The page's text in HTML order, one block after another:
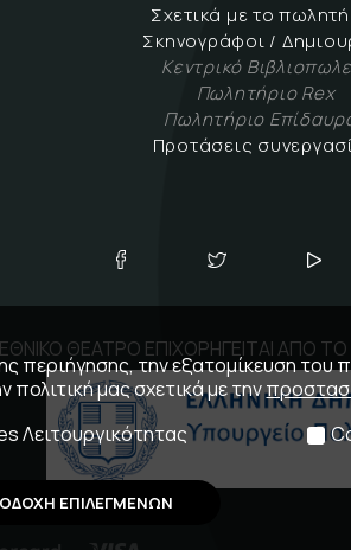
Σχετικά με το
Σκηνογράφοι /
Κεντρικό
Πωλητήριο Rex
Πωλητήριο
Προτάσεις
ΘΕΑΤΡΟ ΕΠΙΧΟΡΗΓΕΙΤΑΙ ΑΠΟ
περιήγησης, την εξατομίκευση
πολιτική μας σχετικά με την
Λειτουργικότητας
ΕΠΙΛΕΓΜΕΝΩΝ